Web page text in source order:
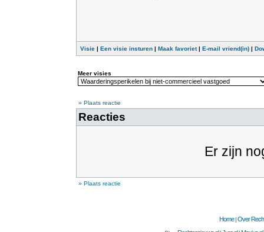
Visie | Een visie insturen | Maak favoriet| E-mail vriend(in) |
Meer visies
» Plaats reactie
Reacties
Er zijn
» Plaats reactie
Home|Over